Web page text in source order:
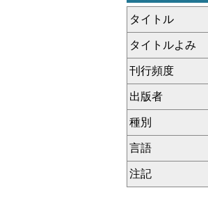
タイトル
タイトルよみ
刊行頻度
出版者
種別
言語
注記